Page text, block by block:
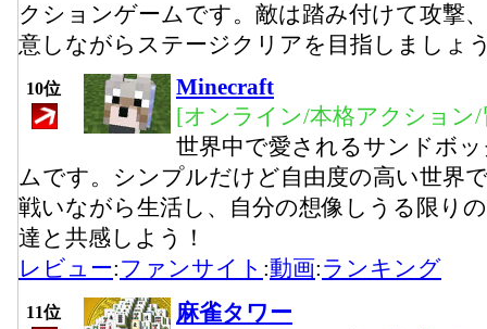
クションゲームです。敵は踏み付けて攻撃
意しながらステージクリアを目指しましょ
10位
Minecraft
[オンライン/本格アクション
世界中で愛されるサンドボ
ムです。シンプルだけど自由度の高い世界
戦いながら生活し、自分の想像しうる限り
達と共感しよう！
レビュー:ファンサイト :動画:ランキング
11位
麻雀タワー